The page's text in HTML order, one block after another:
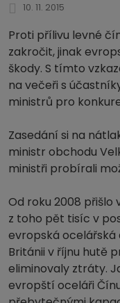
10. 11. 2015
Proti přílivu levné
zakročit, jinak
škody. S tímto
na večeři s
ministrů pro
Zasedání si na
ministr obchodu
ministři probírali
Od roku 2008 přišlo
z toho pět tisíc v
evropská ocelářská
Británii v říjnu hutě
eliminovaly ztráty.
evropští oceláři